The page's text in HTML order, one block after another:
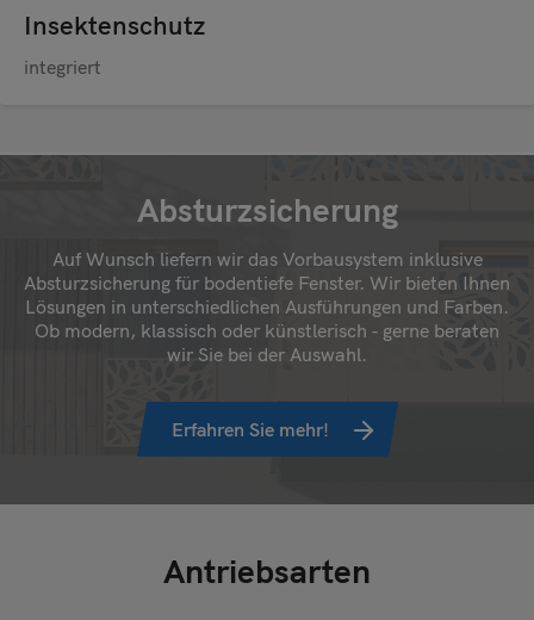
Insektenschutz
integriert
Absturzsicherung
Auf Wunsch liefern wir das Vorbausystem inklusive
Absturzsicherung für bodentiefe Fenster. Wir bieten Ihnen
Lösungen in unterschiedlichen Ausführungen und Farben.
Ob modern, klassisch oder künstlerisch - gerne beraten
wir Sie bei der Auswahl.
Erfahren Sie mehr!
Antriebsarten